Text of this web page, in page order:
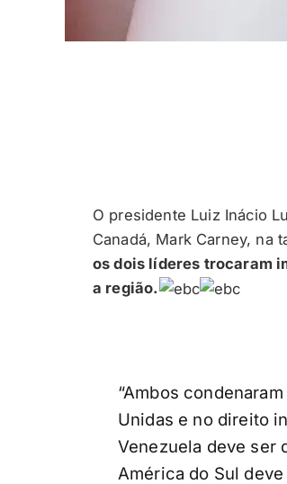
O presidente Luiz Inácio
Canadá, Mark Carney, na
os dois líderes trocaram
a região.
“Ambos
Unidas e no direito
Venezuela deve ser
América do Sul